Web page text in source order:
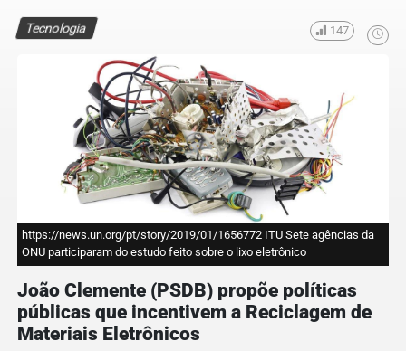
Tecnologia 147
https://news.un.org/pt/story/2019/01/1656772 ITU Sete agências da
ONU participaram do estudo feito sobre o lixo eletrônico
João Clemente (PSDB) propõe políticas
públicas que incentivem a Reciclagem de
Materiais Eletrônicos